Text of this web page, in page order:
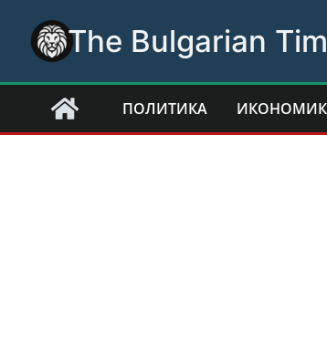
content
The Bulgarian
ПОЛИТИКА